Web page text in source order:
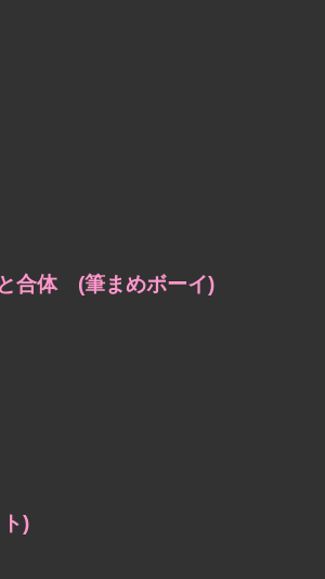
合体 (筆まめボーイ)
)